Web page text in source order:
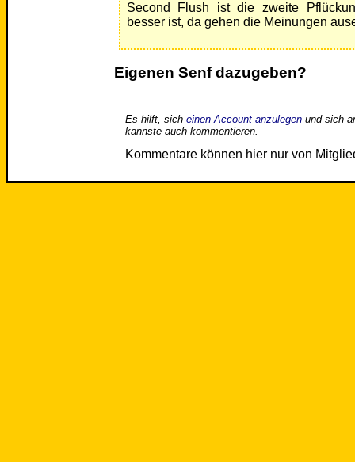
Second Flush ist die zweite
besser ist, da gehen die Meinungen
Eigenen Senf dazugeben?
Es hilft, sich einen Account anzulegenund sich
kannste auch kommentieren.
Kommentare können hier nur von